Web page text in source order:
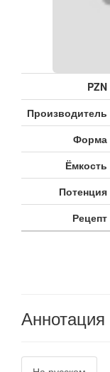
PZN
Производитель
Форма
Ёмкость
Потенция
Рецепт
Аннотация